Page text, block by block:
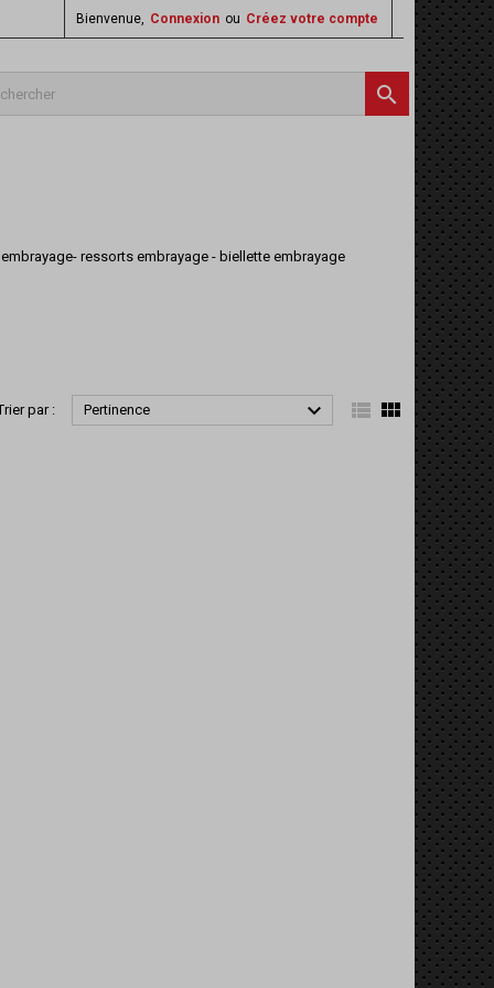
Bienvenue, Connexion ou Créez votre compte

ressorts embrayage - biellette embrayage
par : Pertinence   